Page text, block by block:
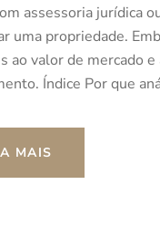
assessoria jurídica
uma propriedade.
ao valor de mercado
Índice Por que
MAIS